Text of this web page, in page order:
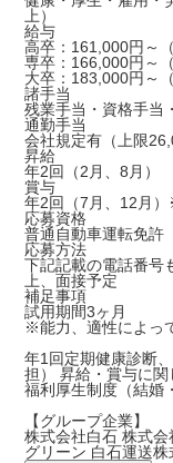
上）
給与
高卒：161,000円～
専卒：166,000円～
大卒：183,000円～
諸手当
残業手当・資格手当
通勤手当
会社規定有（上限
昇給
年2回（2月、8月）
賞与
年2回（7月、12月
応募資格
普通自動車運転免許
応募方法
下記記載の電話番号
上、面接予定
補足事項
試用期間3ヶ月
※能力、適性によっ
年1回定期健康診断
担） 昇給・賞与に
福利厚生制度（結婚
【グループ企業】
株式会社白石 株式
グリーン 白石運送株